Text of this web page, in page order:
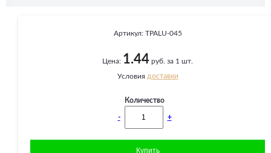
Артикул: TPALU-045
Цена: 1.44 руб. за 1 шт.
Условия доставки
Количество
- +